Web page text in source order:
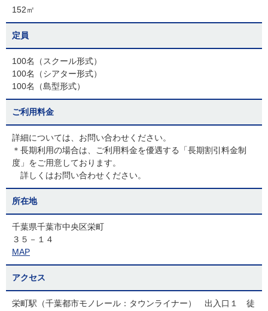
152㎡
定員
100名（スクール形式）
100名（シアター形式）
100名（島型形式）
ご利用料金
詳細については、お問い合わせください。
＊長期利用の場合は、ご利用料金を優遇する「長期割引料金制
度」をご用意しております。
詳しくはお問い合わせください。
所在地
千葉県千葉市中央区栄町
３５－１４
MAP
アクセス
栄町駅（千葉都市モノレール：タウンライナー） 出入口１ 徒